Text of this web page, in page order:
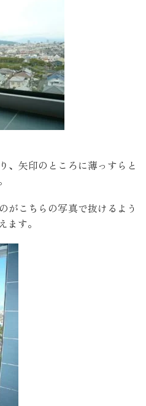
、矢印のところに薄っすらと
がこちらの写真で抜けるよう
ます。